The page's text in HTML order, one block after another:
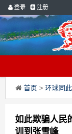
登录 注册
首页 >环球同
如此欺骗人
训到张雪峰